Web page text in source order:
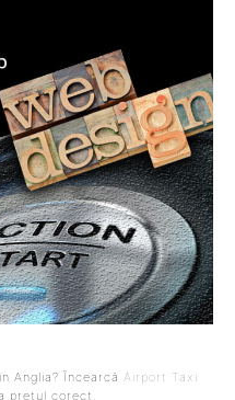
Anglia? Încearcă Airport Taxi
prețul corect.